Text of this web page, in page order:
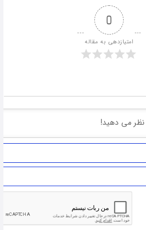
0
امتیازدهی به مقاله